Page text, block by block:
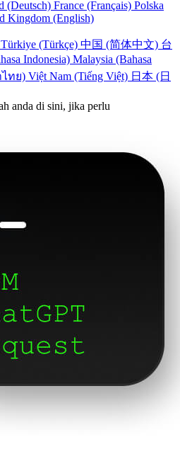
(Deutsch) France (Français) Polska
Kingdom (English)
Türkiye (Türkçe) 中国 (简体中文) 台
Indonesia) Malaysia (Bahasa
ทย) Việt Nam (Tiếng Việt) 日本 (日
anda di sini, jika perlu